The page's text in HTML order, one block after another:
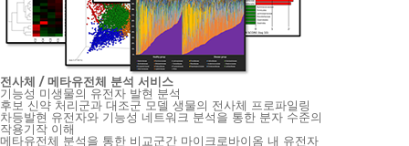
전사체 / 메타유전체 분석 서비스
기능성 미생물의 유전자 발현 분석
후보 신약 처리군과 대조군 모델 생물의 전사체 프로파일링
차등발현 유전자와 기능성 네트워크 분석을 통한 분자 수준의
작용기작 이해
메타유전체 분석을 통한 비교군간 마이크로바이옴 내 유전자